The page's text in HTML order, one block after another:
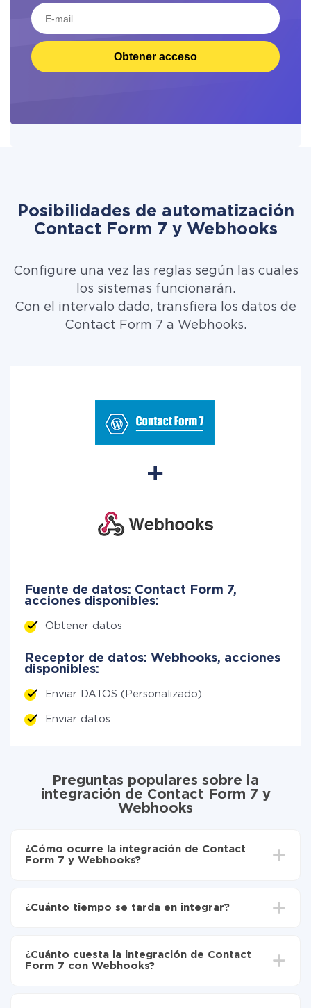
Obtener acceso
Posibilidades de automatización
Contact Form 7 y Webhooks
Configure una vez las reglas según las cuales
los sistemas funcionarán.
Con el intervalo dado, transfiera los datos de
Contact Form 7 a Webhooks.
Fuente de datos: Contact Form 7,
acciones disponibles:
Obtener datos
Receptor de datos: Webhooks, acciones
disponibles:
Enviar DATOS (Personalizado)
Enviar datos
Preguntas populares sobre la
integración de Contact Form 7 y
Webhooks
¿Cómo ocurre la integración de Contact
Form 7 y Webhooks?
Elija qué datos transferir de Contact Form 7 a
Ahora los datos se transferirán automáticamente
de Contact Form 7 a Webhooks
¿Cuánto tiempo se tarda en integrar?
oscilar entre 5 y 30 minutos. En promedio, la
configuración tarda entre 10 y 15 minutos.
¿Cuánto cuesta la integración de Contact
Form 7 con Webhooks?